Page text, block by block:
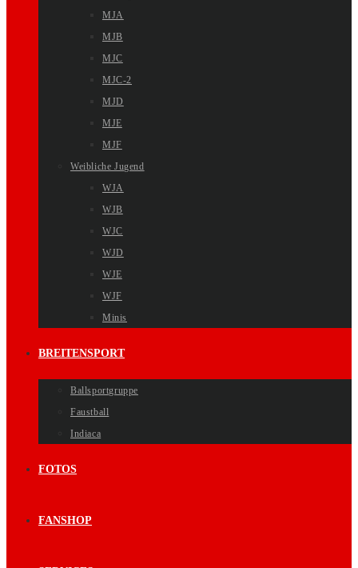
MJA
MJB
MJC
MJC-2
MJD
MJE
MJF
Weibliche Jugend
WJA
WJB
WJC
WJD
WJE
WJF
Minis
BREITENSPORT
Ballsportgruppe
Faustball
Indiaca
FOTOS
FANSHOP